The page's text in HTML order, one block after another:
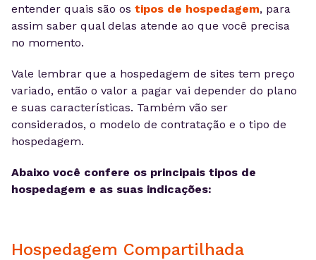
entender quais são os tipos de hospedagem, para
assim saber qual delas atende ao que você precisa
no momento.
Vale lembrar que a hospedagem de sites tem preço
variado, então o valor a pagar vai depender do plano
e suas características. Também vão ser
considerados, o modelo de contratação e o tipo de
hospedagem.
Abaixo você confere os principais tipos de
hospedagem e as suas indicações:
Hospedagem Compartilhada